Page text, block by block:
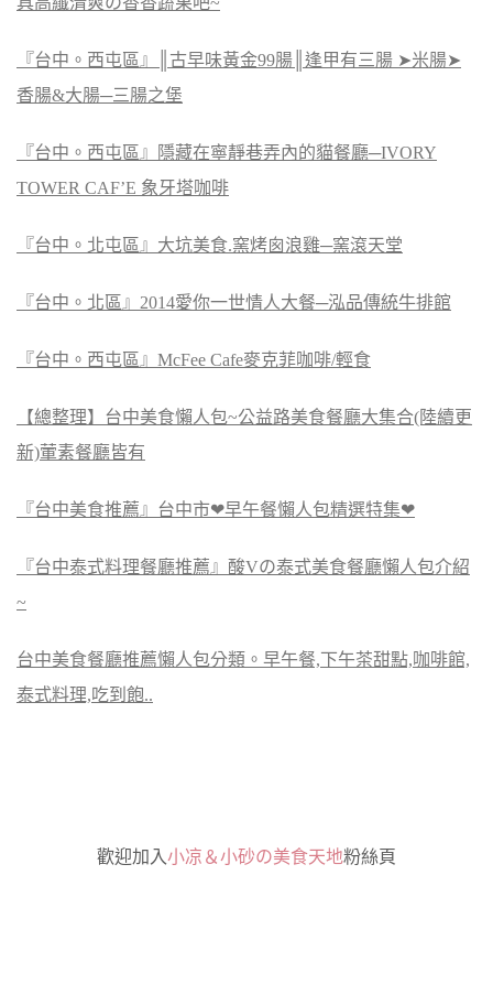
『台中。西屯區』║古早味黃金99腸║逢甲有三腸 ➤米腸➤
香腸&大腸─三腸之堡
『台中。西屯區』隱藏在寧靜巷弄內的貓餐廳─IVORY
TOWER CAF’E 象牙塔咖啡
『台中。北屯區』大坑美食.窯烤囪浪雞─窯滾天堂
『台中。北區』2014愛你一世情人大餐─泓品傳統牛排館
『台中。西屯區』McFee Cafe麥克菲咖啡/輕食
【總整理】台中美食懶人包~公益路美食餐廳大集合(陸續更
新)葷素餐廳皆有
『台中美食推薦』台中市❤早午餐懶人包精選特集❤
『台中泰式料理餐廳推薦』酸Vの泰式美食餐廳懶人包介紹
~
台中美食餐廳推薦懶人包分類。早午餐,下午茶甜點,咖啡館,
泰式料理,吃到飽..
歡迎加入小凉＆小砂の美食天地粉絲頁